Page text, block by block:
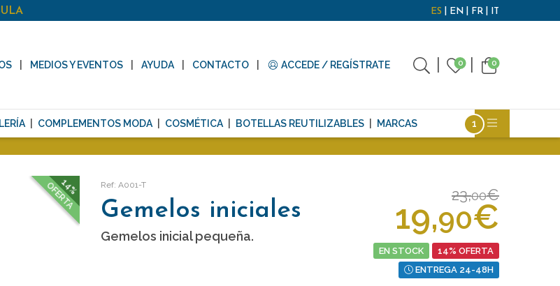
ES EN FR IT
MEDIOS Y EVENTOS AYUDA CONTACTO ACCEDE / REGÍSTRATE 0 0
COMPLEMENTOS MODA COSMÉTICA BOTELLAS REUTILIZABLES MARCAS
14%
OFERTA Ref: A001-T
Gemelos iniciales
Gemelos inicial pequeña.
23,00€
19,90€
EN STOCK
14% OFERTA
ENTREGA 24-48H